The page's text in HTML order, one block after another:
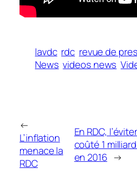
lavdc rdc revue de
News videos news
←
L’inflation
menace la
RDC
En RDC,
coûté 1
en 2016 →